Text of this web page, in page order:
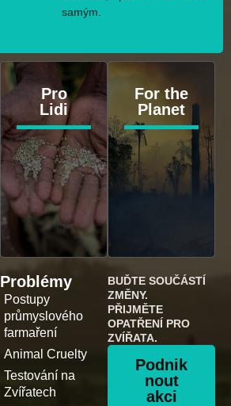
samým.
Pro
Lidi
For the
Planet
Problémy
Postupy
průmyslového
farmaření
Animal Cruelty
Testování na
Zvířatech
BUĎTE SOUČÁSTÍ
ZMĚNY.
PŘIJMĚTE
OPATŘENÍ PRO
ZVÍŘATA.
Podnik
nout
akci